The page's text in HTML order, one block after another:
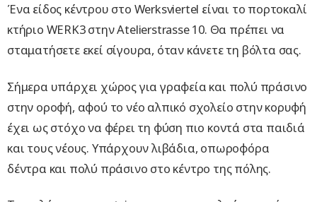
Ένα είδος κέντρου στο Werksviertel είναι το πορτοκαλί
κτήριο WERK3 στην Atelierstrasse 10. Θα πρέπει να
σταματήσετε εκεί σίγουρα, όταν κάνετε τη βόλτα σας.
Σήμερα υπάρχει χώρος για γραφεία και πολύ πράσινο
στην οροφή, αφού το νέο αλπικό σχολείο στην κορυφή
έχει ως στόχο να φέρει τη φύση πιο κοντά στα παιδιά
και τους νέους. Υπάρχουν λιβάδια, οπωροφόρα
δέντρα και πολύ πράσινο στο κέντρο της πόλης.